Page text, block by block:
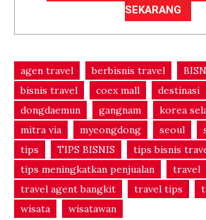
SEKARANG
agen travel berbisnis travel
bisnis travel
coex mall destinasi
dongdaemun
gangnam korea
mitra via
myeongdong seoul
tips
TIPS BISNIS
tips bisnis
tips meningkatkan penjualan
travel
travel agent bangkit
travel tips
wisata
wisatawan